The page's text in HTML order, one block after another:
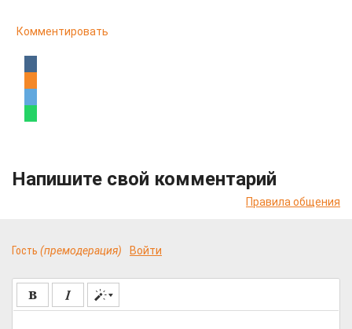
Комментировать
Напишите свой комментарий
Правила общения
Гость (премодерация) Войти